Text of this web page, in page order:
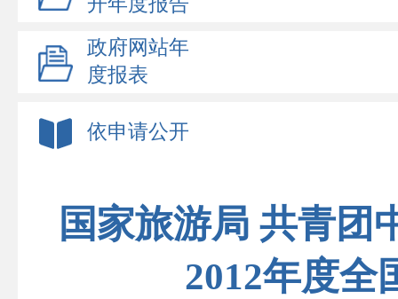
政府网站年
度报表
依申请公开
国家旅游局 共青团
2012年度全